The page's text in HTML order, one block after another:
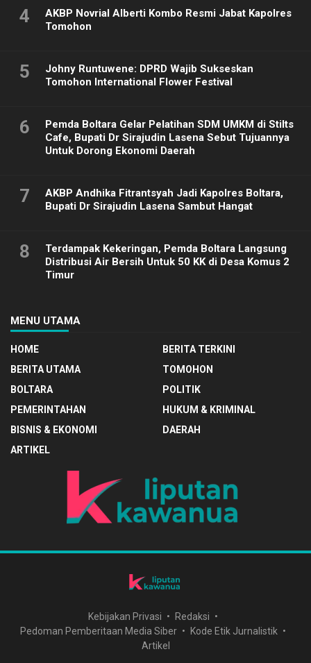
4
AKBP Novrial Alberti Kombo Resmi Jabat Kapolres
Tomohon
5
Johny Runtuwene: DPRD Wajib Sukseskan
Tomohon International Flower Festival
6
Pemda Boltara Gelar Pelatihan SDM UMKM di Stilts
Cafe, Bupati Dr Sirajudin Lasena Sebut Tujuannya
Untuk Dorong Ekonomi Daerah
7
AKBP Andhika Fitrantsyah Jadi Kapolres Boltara,
Bupati Dr Sirajudin Lasena Sambut Hangat
8
Terdampak Kekeringan, Pemda Boltara Langsung
Distribusi Air Bersih Untuk 50 KK di Desa Komus 2
Timur
MENU UTAMA
HOME
BERITA TERKINI
BERITA UTAMA
TOMOHON
BOLTARA
POLITIK
PEMERINTAHAN
HUKUM & KRIMINAL
BISNIS & EKONOMI
DAERAH
ARTIKEL
Kebijakan Privasi
Redaksi
Pedoman Pemberitaan Media Siber
Kode Etik Jurnalistik
Artikel